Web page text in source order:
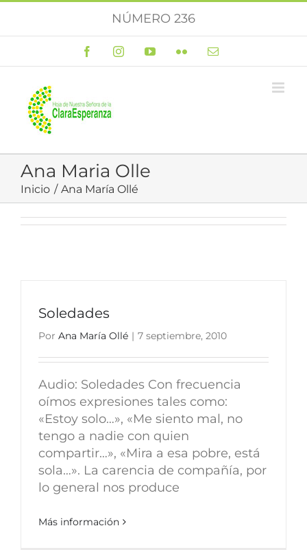
NÚMERO 236
FacebookInstagramYouTubeFlickr Correo
Ana Maria Olle
Inicio Ana María Ollé
Soledades
Por Ana María Ollé | 7 septiembre, 2010
Audio: Soledades Con frecuencia
oímos expresiones tales como:
«Estoy solo…», «Me siento mal, no
tengo a nadie con quien
compartir…», «Mira a esa pobre, está
sola…». La carencia de compañía, por
lo general nos produce
Más información